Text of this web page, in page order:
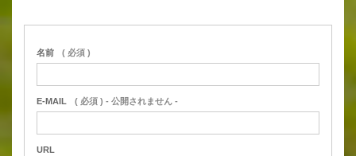
名前 ( 必須 )
E-MAIL ( 必須 ) - 公開されません -
URL